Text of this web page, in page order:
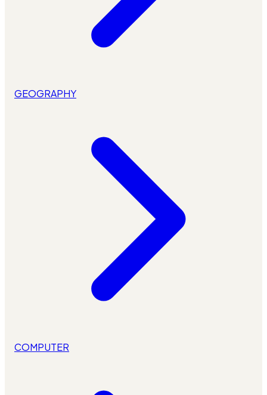
GEOGRAPHY
COMPUTER